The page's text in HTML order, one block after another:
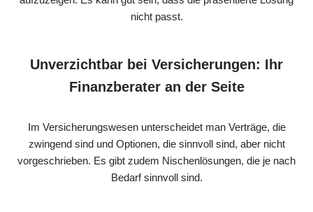
nicht passt.
Unverzichtbar bei Versicherungen: Ihr
Finanzberater an der Seite
Im Versicherungswesen unterscheidet man Verträge, die
zwingend sind und Optionen, die sinnvoll sind, aber nicht
vorgeschrieben. Es gibt zudem Nischenlösungen, die je nach
Bedarf sinnvoll sind.